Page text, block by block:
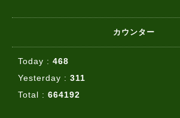
カウンター
Today : 468
Yesterday : 311
Total : 664192